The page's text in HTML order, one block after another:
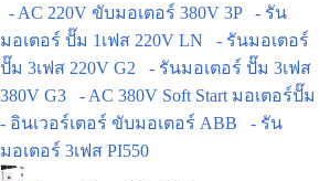
- AC 220V ขับมอเตอร์ 380V 3P
- รัน
มอเตอร์ ปั๊ม 1เฟส 220V LN
- รันมอเตอร์
ปั๊ม 3เฟส 220V G2
- รันมอเตอร์ ปั๊ม 3เฟส
380V G3
- AC 380V Soft Start มอเตอร์ปั๊ม
- อินเวอร์เตอร์ ขับมอเตอร์ ABB
- รัน
มอเตอร์ 3เฟส PI550